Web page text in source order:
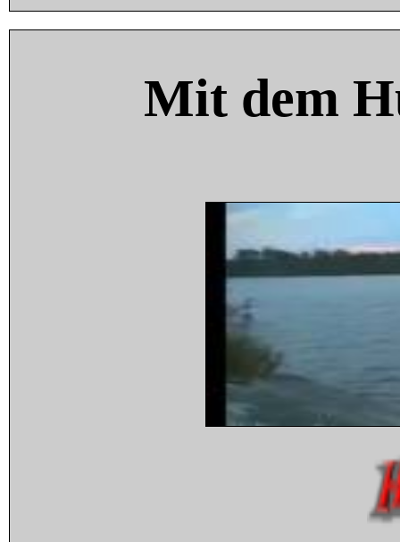
Mit dem